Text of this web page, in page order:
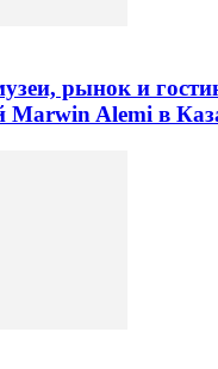
рынок и
Marwin Alemi в